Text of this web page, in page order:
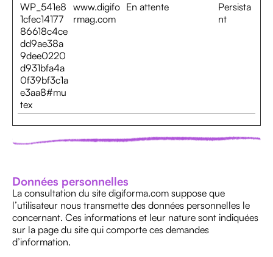
WP_541e8
1cfec14177
86618c4ce
dd9ae38a
9dee0220
d931bfa4a
0f39bf3c1a
e3aa8#mu
tex
www.digifo
rmag.com
En attente
Persista
nt
Données personnelles
La consultation du site digiforma.com suppose que
l’utilisateur nous transmette des données personnelles le
concernant. Ces informations et leur nature sont indiquées
sur la page du site qui comporte ces demandes
d’information.